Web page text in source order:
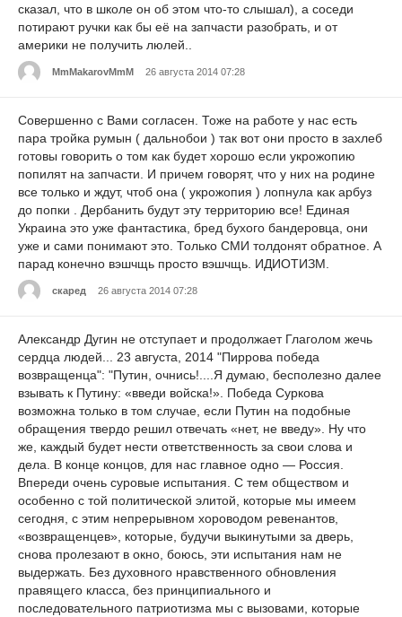
сказал, что в школе он об этом что-то слышал), а соседи
потирают ручки как бы её на запчасти разобрать, и от
америки не получить люлей..
MmMakarovMmM 26 августа 2014 07:28
Совершенно с Вами согласен. Тоже на работе у нас есть
пара тройка румын ( дальнобои ) так вот они просто в захлеб
готовы говорить о том как будет хорошо если укрожопию
попилят на запчасти. И причем говорят, что у них на родине
все только и ждут, чтоб она ( укрожопия ) лопнула как арбуз
до попки . Дербанить будут эту территорию все! Единая
Украина это уже фантастика, бред бухого бандеровца, они
уже и сами понимают это. Только СМИ толдонят обратное. А
парад конечно вэшчщь просто вэшчщь. ИДИОТИЗМ.
скаред 26 августа 2014 07:28
Александр Дугин не отступает и продолжает Глаголом жечь
сердца людей... 23 августа, 2014 "Пиррова победа
возвращенца": "Путин, очнись!....Я думаю, бесполезно далее
взывать к Путину: «введи войска!». Победа Суркова
возможна только в том случае, если Путин на подобные
обращения твердо решил отвечать «нет, не введу». Ну что
же, каждый будет нести ответственность за свои слова и
дела. В конце концов, для нас главное одно — Россия.
Впереди очень суровые испытания. С тем обществом и
особенно с той политической элитой, которые мы имеем
сегодня, с этим непрерывном хороводом ревенантов,
«возвращенцев», которые, будучи выкинутыми за дверь,
снова пролезают в окно, боюсь, эти испытания нам не
выдержать. Без духовного нравственного обновления
правящего класса, без принципиального и
последовательного патриотизма мы с вызовами, которые